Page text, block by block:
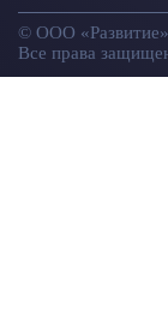
© ООО
Все права